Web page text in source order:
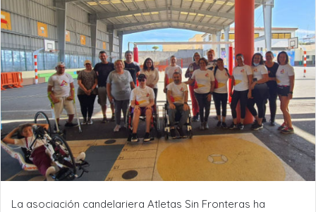
La asociación candelariera Atletas Sin Fronteras ha